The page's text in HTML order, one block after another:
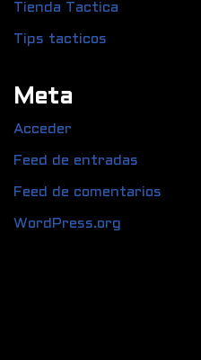
Tienda Tactica
Tips tacticos
Meta
Acceder
Feed de entradas
Feed de comentarios
WordPress.org
Fastshooting C.A Todos